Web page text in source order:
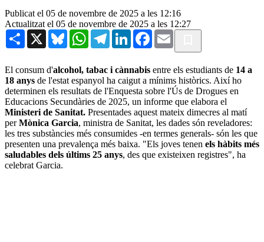
Publicat el 05 de novembre de 2025 a les 12:16
Actualitzat el 05 de novembre de 2025 a les 12:27
Share X BlueskyWhatsAppTelegramLinkedInFacebook
Email
El consum d'alcohol, tabac i cànnabis entre els estudiants de 14 a
18 anys de l'estat espanyol ha caigut a mínims històrics. Així ho
determinen els resultats de l'Enquesta sobre l'Ús de Drogues en
Educacions Secundàries de 2025, un informe que elabora el
Ministeri de Sanitat. Presentades aquest mateix dimecres al matí
perMònica Garcia, ministra de Sanitat, les dades són reveladores:
les tres substàncies més consumides -en termes generals- són les que
presenten una prevalença més baixa. "Els joves tenen els hàbits més
saludables dels últims 25 anys, des que existeixen registres", ha
celebrat Garcia.